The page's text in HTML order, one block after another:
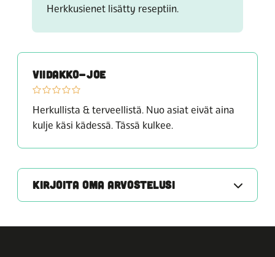
Herkkusienet lisätty reseptiin.
VIIDAKKO-JOE
Herkullista & terveellistä. Nuo asiat eivät aina
kulje käsi kädessä. Tässä kulkee.
KIRJOITA OMA ARVOSTELUSI